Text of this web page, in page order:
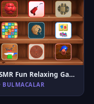
ASMR Fun Relaxing Games
BULMACALAR